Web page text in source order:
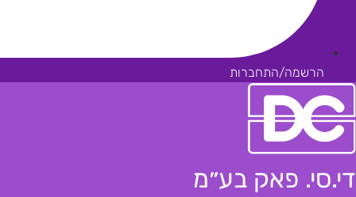
הרשמה/התחברות
די.סי. פאק בע״מ